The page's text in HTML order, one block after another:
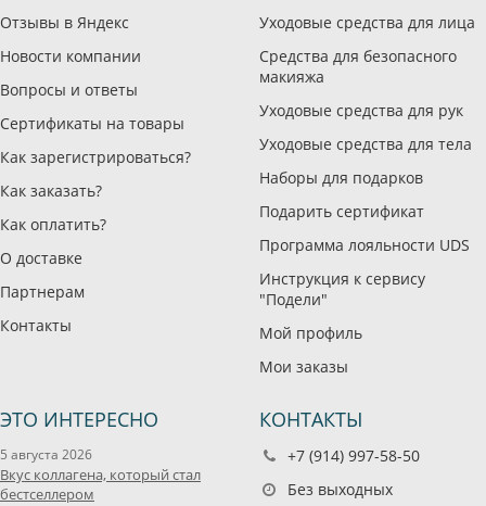
Отзывы в Яндекс
Новости компании
Вопросы и ответы
Сертификаты на товары
Как зарегистрироваться?
Как заказать?
Как оплатить?
О доставке
Партнерам
Контакты
Уходовые средства для лица
Средства для безопасного
макияжа
Уходовые средства для рук
Уходовые средства для тела
Наборы для подарков
Подарить сертификат
Программа лояльности UDS
Инструкция к сервису
"Подели"
Мой профиль
Мои заказы
ЭТО ИНТЕРЕСНО
5 августа 2026
Вкус коллагена, который стал
бестселлером
КОНТАКТЫ
+7 (914) 997-58-50
Без выходных